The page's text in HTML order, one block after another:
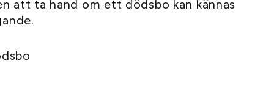
att ta hand om ett dödsbo kan kännas